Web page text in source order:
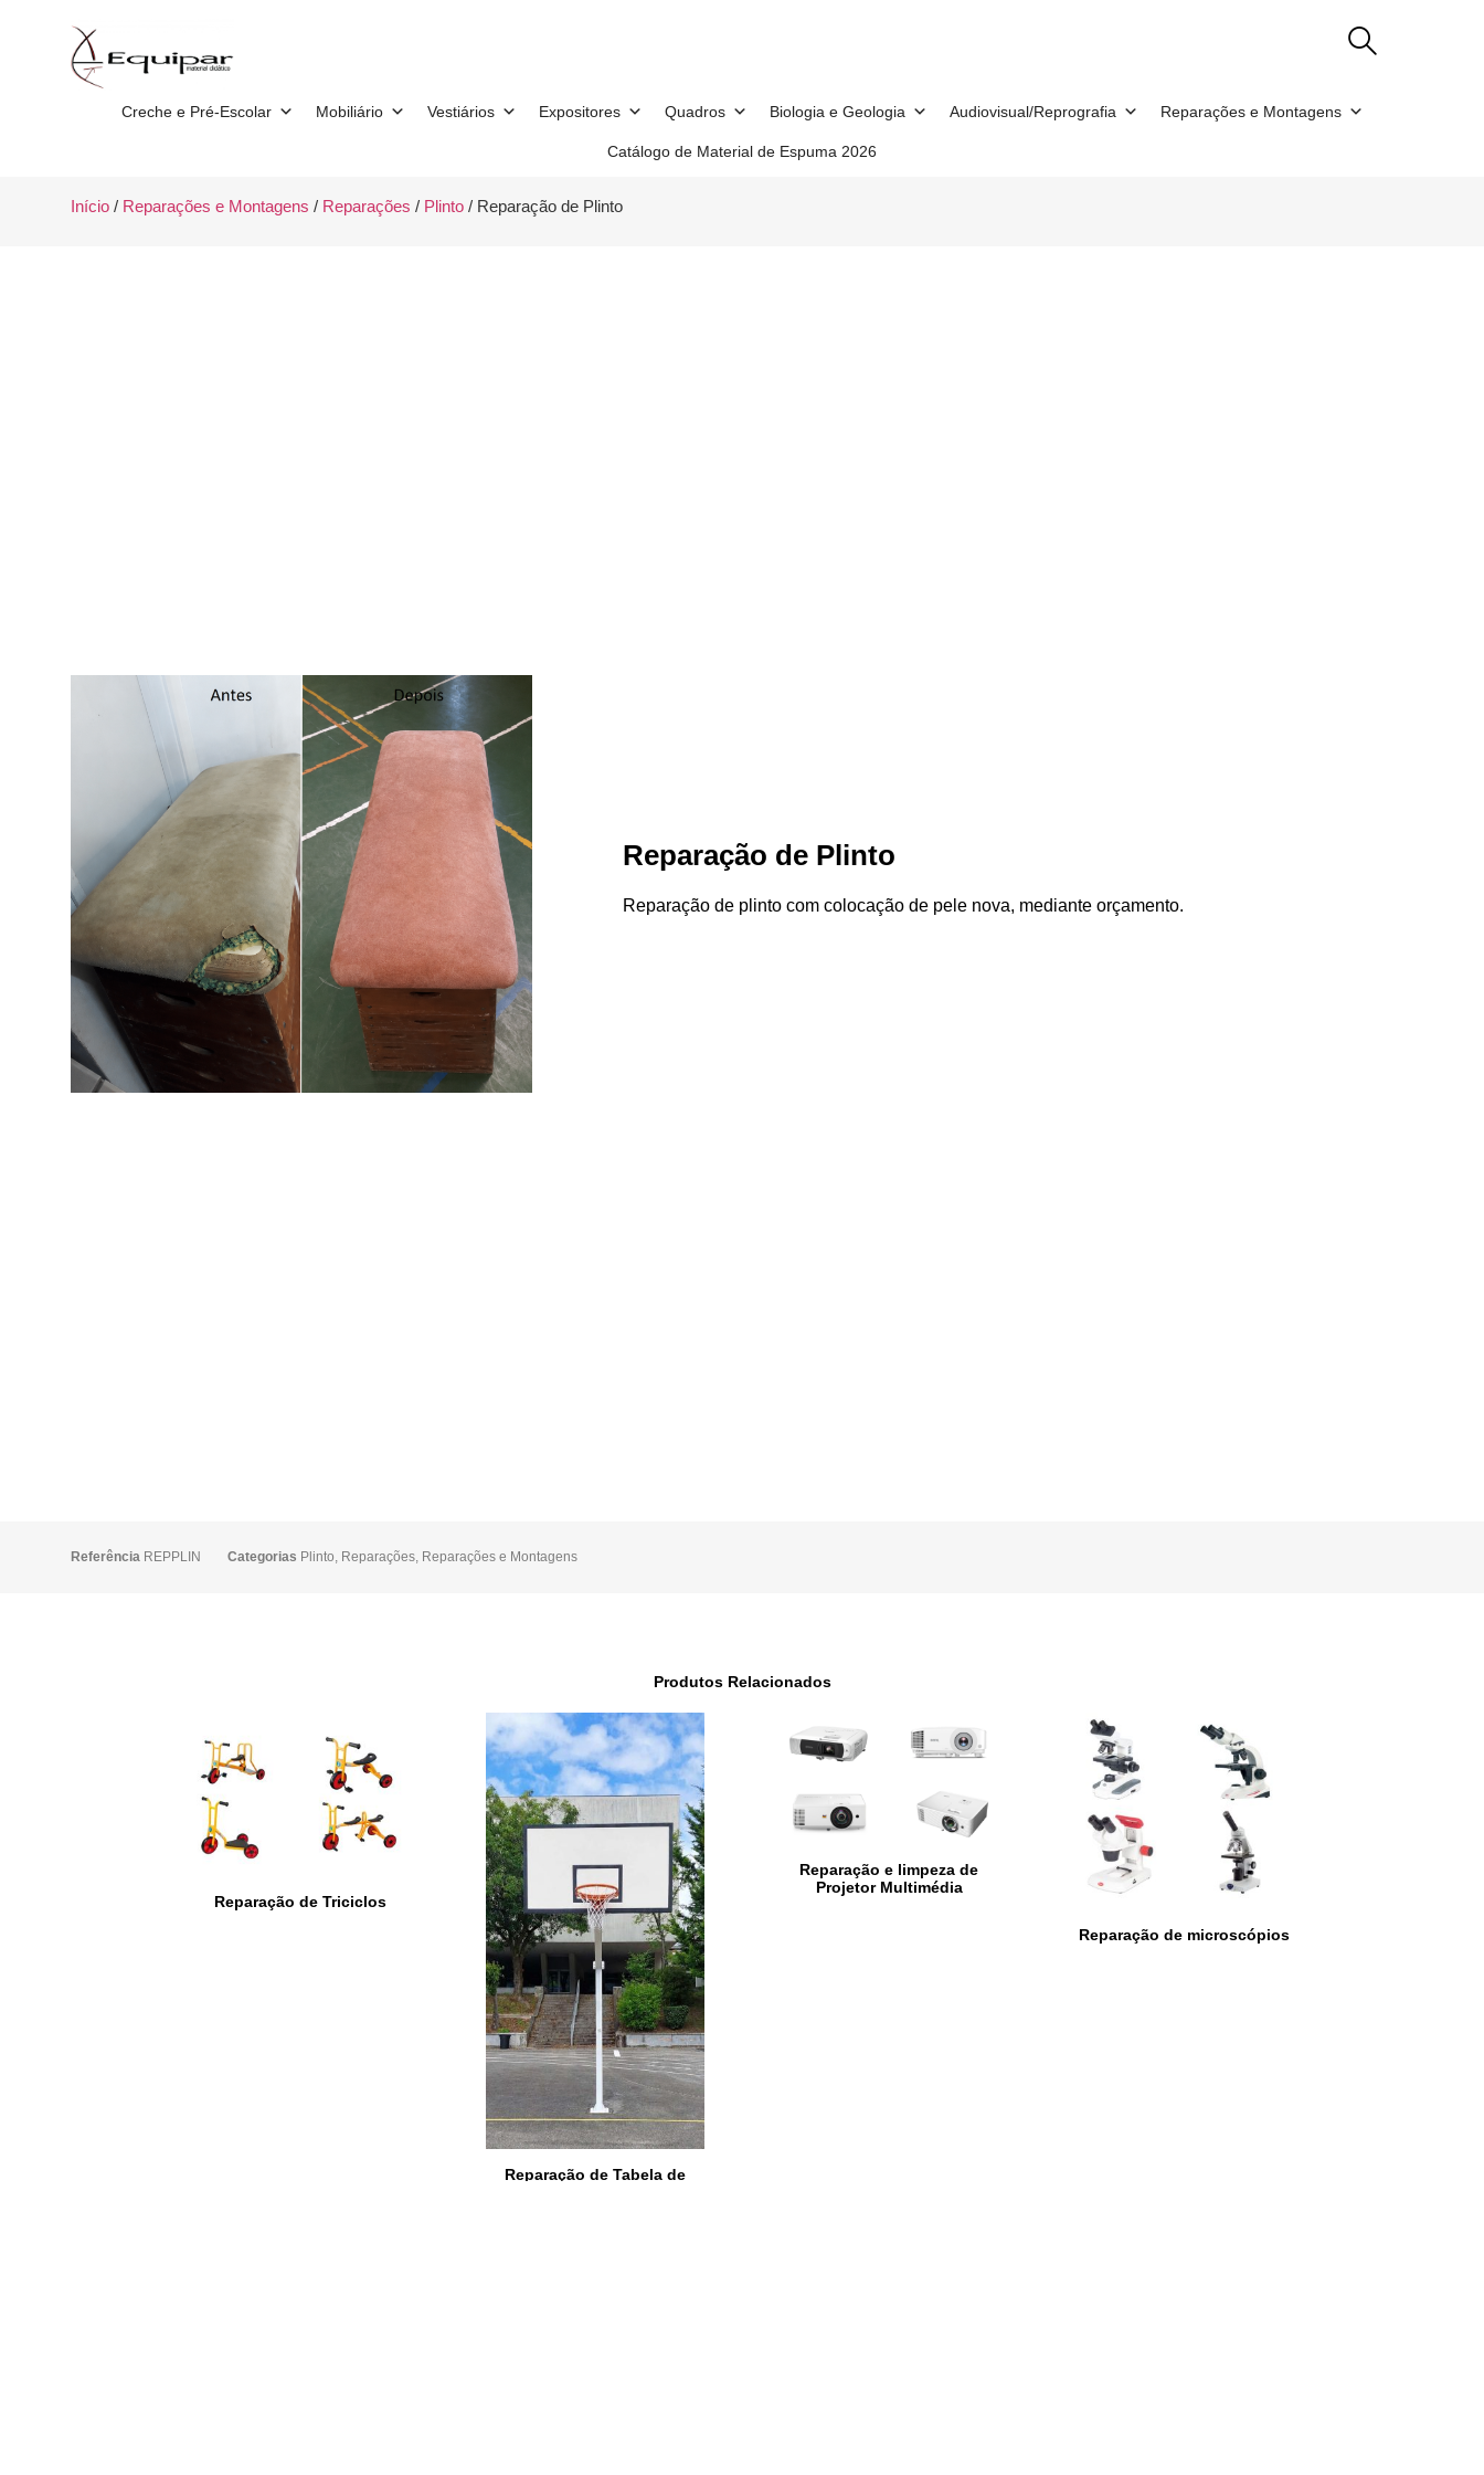
Creche e Pré-Escolar Mobiliário Vestiários Expositores Quadros Biologia e Geologia Audiovisual/Reprografia Reparações e Montagens
Catálogo de Material de Espuma 2026
Início/ Reparações e Montagens / Reparações / Plinto/ Reparação de Plinto
Reparação de Plinto
Reparação de plinto com colocação de pele nova, mediante orçamento.
Referência REPPLIN Categorias Plinto, Reparações, Reparações e Montagens
Produtos Relacionados
Reparação de Triciclos
Reparação de Tabela de
Reparação e limpeza de
Projetor Multimédia
Reparação de microscópios